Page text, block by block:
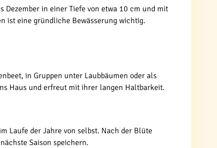
Dezember in einer Tiefe von etwa 10 cm und mit
ist eine gründliche Bewässerung wichtig.
in Gruppen unter Laubbäumen oder als
Haus und erfreut mit ihrer langen Haltbarkeit.
Laufe der Jahre von selbst. Nach der Blüte
Saison speichern.